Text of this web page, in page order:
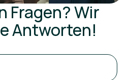
Fragen? Wir
Antworten!